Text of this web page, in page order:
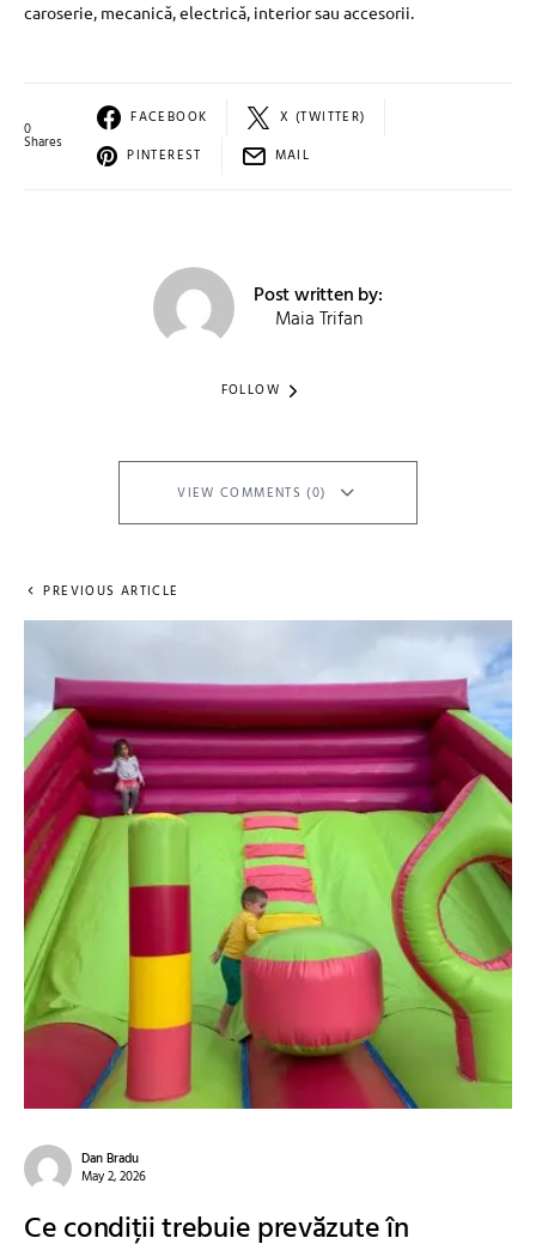
caroserie, mecanică, electrică, interior sau accesorii.
0
Shares
FACEBOOK
X (TWITTER)
PINTEREST
MAIL
Post written by:
Maia Trifan
FOLLOW
VIEW COMMENTS (0)
PREVIOUS ARTICLE
Dan Bradu
May 2, 2026
Ce condiții trebuie prevăzute în